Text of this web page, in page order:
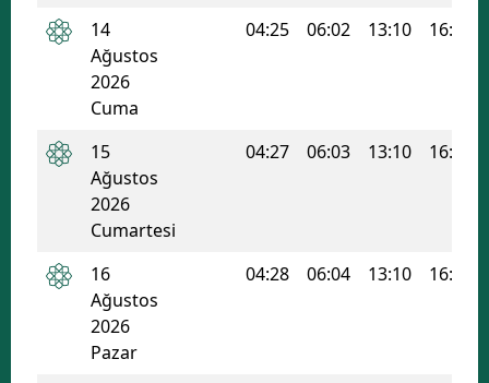
Kırşehir
14
Ağustos
2026
Cuma
04:25 06:02 13:10 16:59
15
Ağustos
2026
Cumartesi
04:27 06:03 13:10 16:59
16
Ağustos
2026
Pazar
04:28 06:04 13:10 16:58